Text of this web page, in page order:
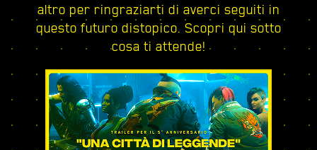
altro per ringraziarti di averci seguiti in
questo futuro distopico. Scopri qui sotto
cosa ti attende!